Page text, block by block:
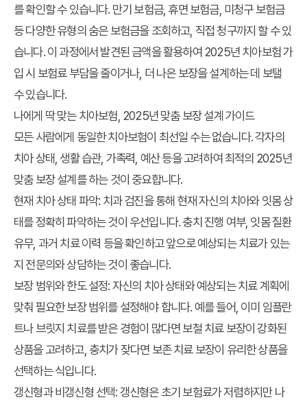
를 확인할 수 있습니다. 만기 보험금, 휴면 보험금, 미청구 보험금
등 다양한 유형의 숨은 보험금을 조회하고, 직접 청구까지 할 수 있
습니다. 이 과정에서 발견된 금액을 활용하여 2025년 치아보험 가
입 시 보험료 부담을 줄이거나, 더 나은 보장을 설계하는 데 보탤
수 있습니다.
나에게 딱 맞는 치아보험, 2025년 맞춤 보장 설계 가이드
모든 사람에게 동일한 치아보험이 최선일 수는 없습니다. 각자의
치아 상태, 생활 습관, 가족력, 예산 등을 고려하여 최적의 2025년
맞춤 보장 설계를 하는 것이 중요합니다.
현재 치아 상태 파악: 치과 검진을 통해 현재 자신의 치아와 잇몸 상
태를 정확히 파악하는 것이 우선입니다. 충치 진행 여부, 잇몸 질환
유무, 과거 치료 이력 등을 확인하고 앞으로 예상되는 치료가 있는
지 전문의와 상담하는 것이 좋습니다.
보장 범위와 한도 설정:자신의 치아 상태와 예상되는 치료 계획에
맞춰 필요한 보장 범위를 설정해야 합니다. 예를 들어, 이미 임플란
트나 브릿지 치료를 받은 경험이 많다면 보철 치료 보장이 강화된
상품을 고려하고, 충치가 잦다면 보존 치료 보장이 유리한 상품을
선택하는 식입니다.
갱신형과 비갱신형 선택:갱신형은 초기 보험료가 저렴하지만 나